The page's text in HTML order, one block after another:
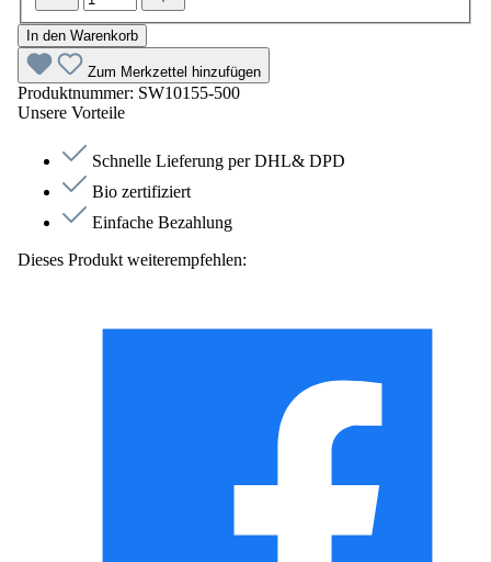
In den Warenkorb
Zum Merkzettel hinzufügen
Produktnummer: SW10155-500
Unsere Vorteile
Schnelle Lieferung per DHL& DPD
Bio zertifiziert
Einfache Bezahlung
Dieses Produkt weiterempfehlen: